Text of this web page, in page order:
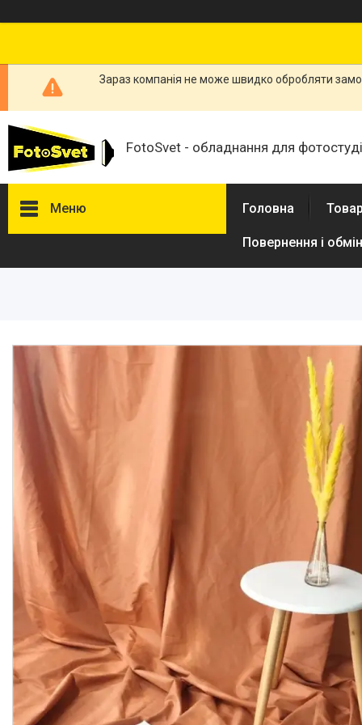
Зараз компанія не може швидко обробляти
FotoSvet - обладнання для
Меню
Студійні парасольки
Лампи для постійного та
імпульсного світла
Набори постійного світла для
Набори імпульсного світла
відбивачів
Поворотні столики
Все для предметної зйомки
Лайтбокси, фотобокси
Кільцеві лампи, товари для
блогерів
Світлодіодні LED-панель,
відеосвітло
Підсвічування, накамерне
світло
Штативи для фотоапаратів і
Головна
Повернення і обмін